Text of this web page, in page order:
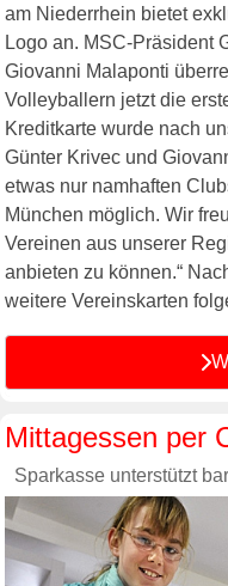
am Niederrhein bietet
Logo an. MSC-Präsident
Giovanni Malaponti
Volleyballern jetzt die
Kreditkarte wurde nach
Günter Krivec und
etwas nur namhaften
München möglich. Wir
Vereinen aus unserer
anbieten zu können.“
weitere Vereinskarten
Mittagessen per
Sparkasse unterstützt